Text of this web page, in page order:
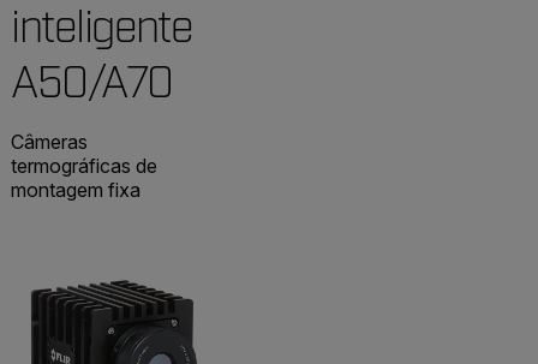
inteligente
A50/A70
Câmeras
termográficas de
montagem fixa